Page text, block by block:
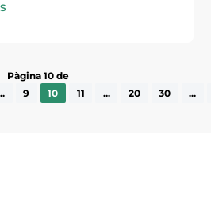
Pàgina 10 de
9 10 11 ... 20 30 ...